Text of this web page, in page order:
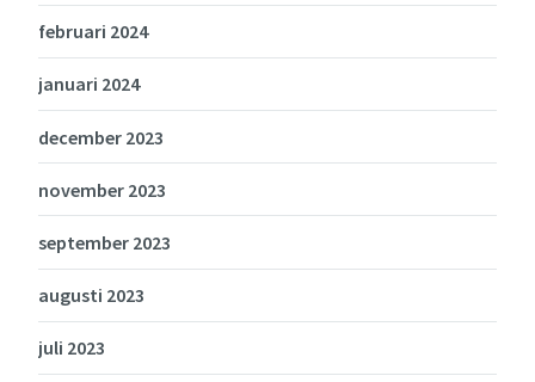
februari 2024
januari 2024
december 2023
november 2023
september 2023
augusti 2023
juli 2023